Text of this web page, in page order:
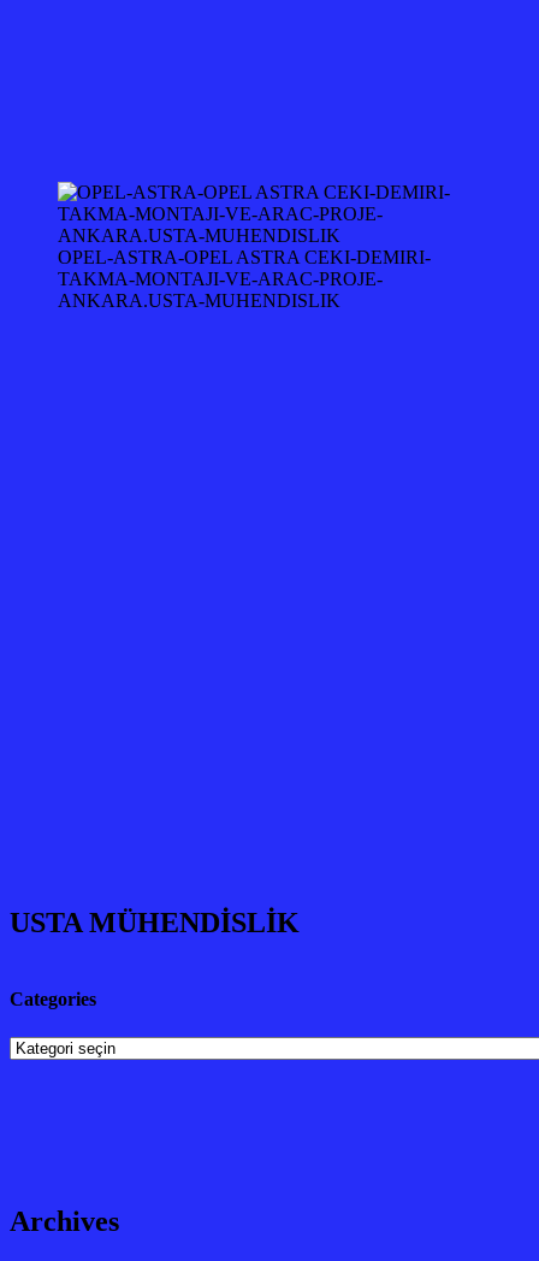
OPEL-ASTRA-OPEL ASTRA CEKI-DEMIRI-
TAKMA-MONTAJI-VE-ARAC-PROJE-
ANKARA.USTA-MUHENDISLIK
USTA MÜHENDİSLİK
Categories
Categories
Archives